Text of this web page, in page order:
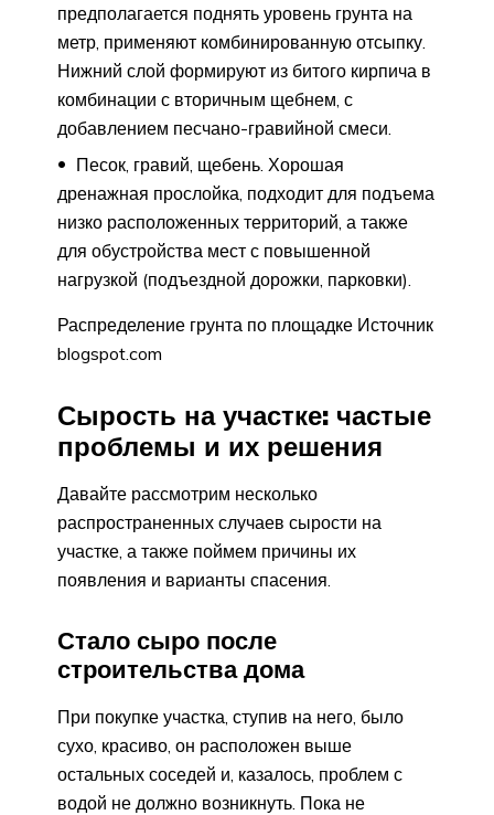
предполагается поднять уровень грунта на
метр, применяют комбинированную отсыпку.
Нижний слой формируют из битого кирпича в
комбинации с вторичным щебнем, с
добавлением песчано-гравийной смеси.
Песок, гравий, щебень. Хорошая
дренажная прослойка, подходит для подъема
низко расположенных территорий, а также
для обустройства мест с повышенной
нагрузкой (подъездной дорожки, парковки).
Распределение грунта по площадке Источник
blogspot.com
Сырость на участке: частые
проблемы и их решения
Давайте рассмотрим несколько
распространенных случаев сырости на
участке, а также поймем причины их
появления и варианты спасения.
Стало сыро после
строительства дома
При покупке участка, ступив на него, было
сухо, красиво, он расположен выше
остальных соседей и, казалось, проблем с
водой не должно возникнуть. Пока не